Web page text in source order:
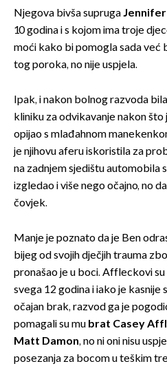
Njegova bivša supruga
10 godina i s kojom ima troje
moći kako bi pomogla sada već
tog poroka, no nije uspjela.
Ipak, i nakon bolnog razvoda
kliniku za odvikavanje nakon
opijao s mlađahnom
je njihovu aferu iskoristila za
na zadnjem sjedištu automobila
izgledao i više nego očajno, no
čovjek.
Manje je poznato da je Ben
bijeg od svojih dječjih trauma
pronašao je u boci. Affleckovi
svega 12 godina i iako je
očajan brak, razvod ga je
pomagali su mu brat Casey
Matt Damon, no ni oni nisu
posezanja za bocom u teškim